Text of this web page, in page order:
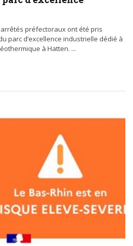
préfectoraux ont été pris
parc d’excellence industrielle dédié à
à Hatten. ...